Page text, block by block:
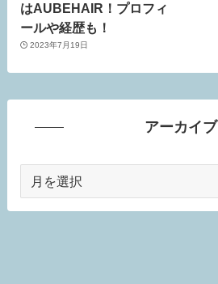
はAUBEHAIR！プロフィ
ールや経歴も！
2023年7月19日
アーカイブ
カ